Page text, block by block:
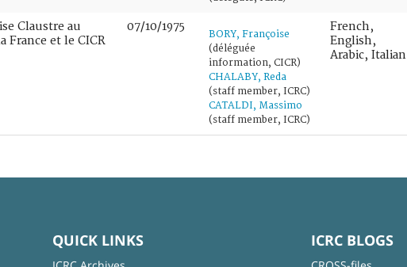
Claustre au
France et le CICR
07/10/1975
BORY, Françoise
(déléguée
information, CICR)
CHALABY, Reda
(staff member, ICRC)
CATALDI, Massimo
(staff member, ICRC)
French,
English,
Arabic, Italian
QUICK LINKS ICRC BLOGS